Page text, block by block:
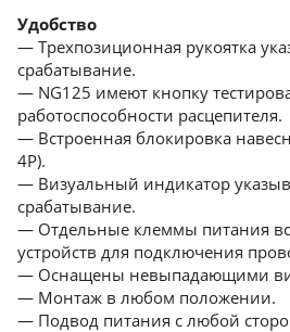
Удобство
— Трехпозиционная рукоятка
срабатывание.
— NG125 имеют кнопку
работоспособности расцепителя.
— Встроенная блокировка
4Р).
— Визуальный индикатор
срабатывание.
— Отдельные клеммы питания
устройств для подключения
— Оснащены невыпадающими
— Монтаж в любом положении.
— Подвод питания с любой